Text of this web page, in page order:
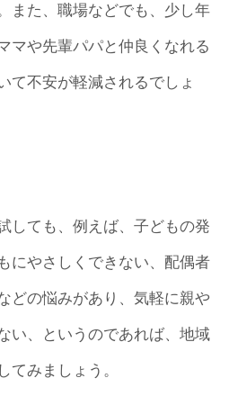
また、職場などでも、少し年
マや先輩パパと仲良くなれる
て不安が軽減されるでしょ
しても、例えば、子どもの発
にやさしくできない、配偶者
どの悩みがあり、気軽に親や
い、というのであれば、地域
てみましょう。